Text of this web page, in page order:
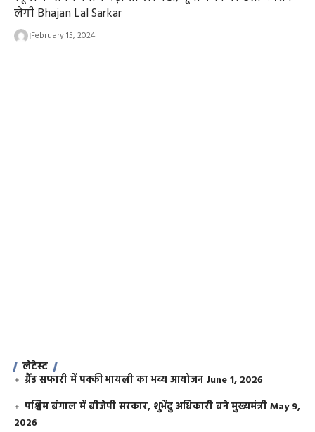
लेगी Bhajan Lal Sarkar
February 15, 2024
लेटेस्ट
ग्रैंड सफारी में पक्की भायली का भव्य आयोजन June 1, 2026
पश्चिम बंगाल में बीजेपी सरकार, शुभेंदु अधिकारी बने मुख्यमंत्रीMay 9,
2026